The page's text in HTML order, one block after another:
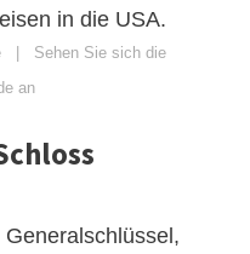
in die USA.
| Sehen Sie sich die
an